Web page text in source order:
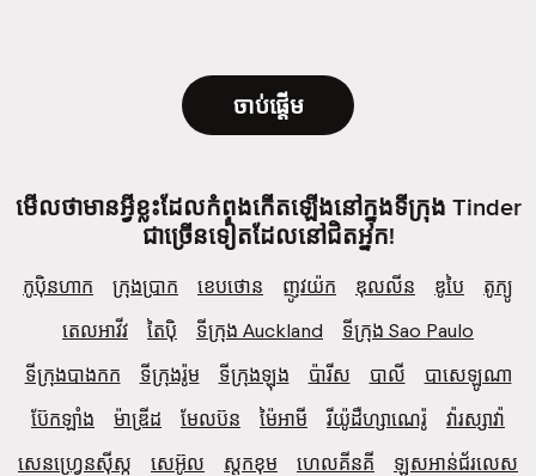
ចាប់ផ្តើម
មើលថាមានអ្វីខ្លះដែលកំពុងកើតឡើងនៅក្នុងទីក្រុង Tinder
ជាច្រើនទៀតដែលនៅជិតអ្នក!
កូប៉ិនហាក ក្រុងប្រាក ខេបថោន ញូវយ៉ក ឌុលលីន ឌូបៃ
តូក្យូ
តេលអាវីវ
តៃប៉ិ ទីក្រុង Auckland
ទីក្រុង Sao Paulo
ទីក្រុងបាងកក
ទីក្រុងរ៉ូម ទីក្រុងឡុង ប៉ារីស បាលី
បាសេឡូណា
ប៊ែកឡាំង
ម៉ាឌ្រីដ មែលប៊ន ម៉ៃអាមី រីយ៉ូដឺហ្សាណេរ៉ូ
វ៉ារស្សាវ៉ា
សេន​ហ្វ្រេ​ន​ស៊ី​ស្កូ
សេអ៊ូល ស្តុកខុម ហេលគីនគី
ឡូស​អាន់​ជ័រ​លេស